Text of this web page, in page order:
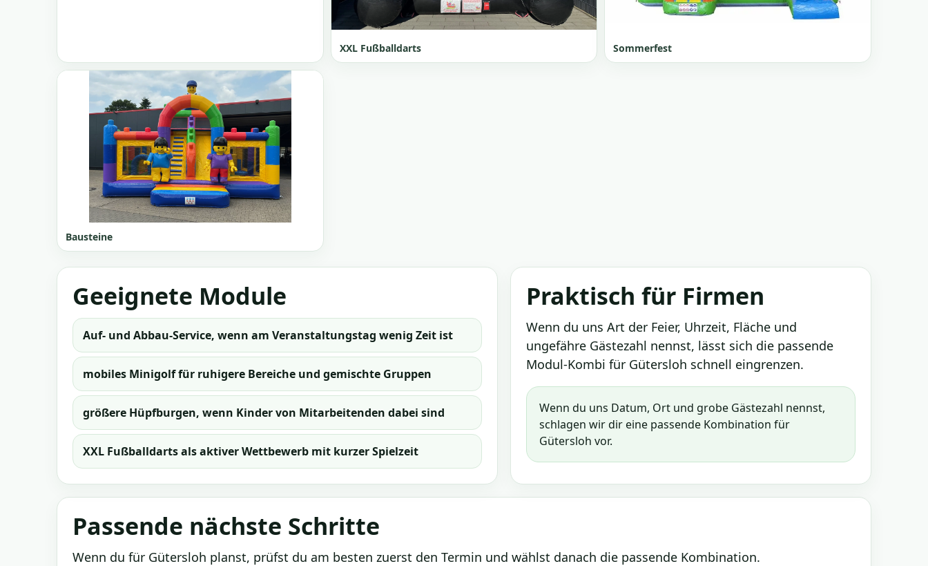
XXL Fußballdarts Sommerfest
Bausteine
Geeignete Module
Auf- und Abbau-Service, wenn am Veranstaltungstag wenig Zeit ist
mobiles Minigolf für ruhigere Bereiche und gemischte Gruppen
größere Hüpfburgen, wenn Kinder von Mitarbeitenden dabei sind
XXL Fußballdarts als aktiver Wettbewerb mit kurzer Spielzeit
Praktisch für Firmen
Wenn du uns Art der Feier, Uhrzeit, Fläche und
ungefähre Gästezahl nennst, lässt sich die passende
Modul-Kombi für Gütersloh schnell eingrenzen.
Wenn du uns Datum, Ort und grobe Gästezahl nennst,
schlagen wir dir eine passende Kombination für
Gütersloh vor.
Passende nächste Schritte
Wenn du für Gütersloh planst, prüfst du am besten zuerst den Termin und wählst danach die passende Kombination.